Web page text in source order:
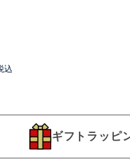
込
ギフトラッピ